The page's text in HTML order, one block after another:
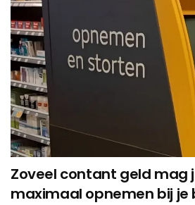
Zoveel contant geld mag
maximaal opnemen bij je